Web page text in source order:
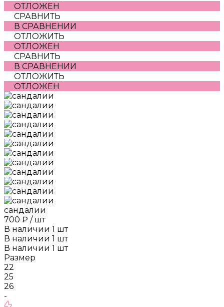
ОТЛОЖЕН
СРАВНИТЬ
В СРАВНЕНИИ
ОТЛОЖИТЬ
ОТЛОЖЕН
СРАВНИТЬ
В СРАВНЕНИИ
ОТЛОЖИТЬ
ОТЛОЖЕН
сандалии
700 ₽ / шт
В наличии 1 шт
В наличии 1 шт
В наличии 1 шт
Размер
22
25
26
-